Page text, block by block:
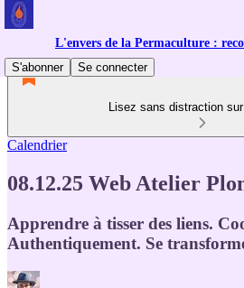
L'envers de la Permaculture :
S'abonner
Se connecter
Lisez sans distraction
Calendrier
08.12.25 Web Atelier
Apprendre à tisser des liens.
Authentiquement. Se